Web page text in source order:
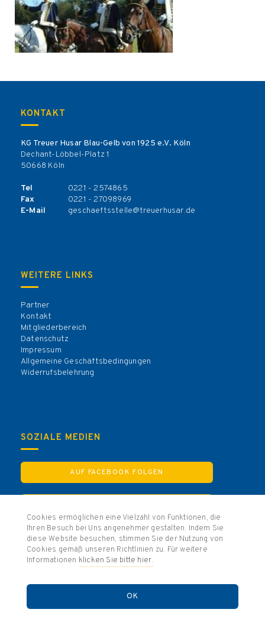
KONTAKT
KG Treuer Husar Blau-Gelb von 1925 e.V. Köln
Dechant-Löbbel-Platz 1
50668 Köln
Tel
0221 - 2574865
Fax
0221 - 27098969
E-Mail
geschaeftsstelle@treuerhusar.de
WEITERE LINKS
Partner
Kontakt
Mitgliederbereich
Datenschutz
Impressum
Allgemeine Geschäftsbedingungen
Widerrufsbelehrung
SOZIALE MEDIEN
AUF FACEBOOK FOLGEN
© 2025 KG Treuer Husar Blau-Gelb von 1925 e.V. Köln
Widerrufsbelehrung
Cookies ermöglichen eine Vielzahl von Funktionen, die
Ihren Besuch bei Uns angenehmer gestalten. Indem Sie
diese Website besuchen, stimmen Sie der Nutzung von
Cookies gemäß unseren Richtlinien zu. Für weitere
Informationen klicken Sie bitte hier.
OK